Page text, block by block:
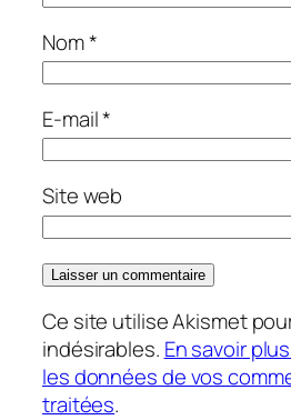
Nom*
E-mail*
Site web
Ce site utilise Akismet
indésirables. En savoir
les données de vos
traitées.